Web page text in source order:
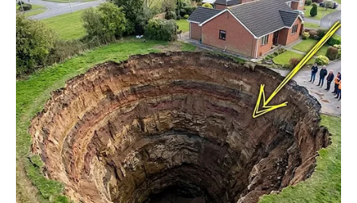
Lav
Lavovi danas zrače posebnom harizmom.
Moguće je da će osoba koja vam se dugo dopadala
konačno skupiti hrabrost da napravi prvi korak.
Ako ste u vezi, partner će želeti da vas obraduje lepim
gestom ili iznenađenjem koje će vam vratiti osmeh.